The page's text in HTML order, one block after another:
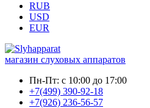
RUB
USD
EUR
магазин слуховых аппаратов
Пн-Пт: с 10:00 до 17:00
+7(499) 390-92-18
+7(926) 236-56-57